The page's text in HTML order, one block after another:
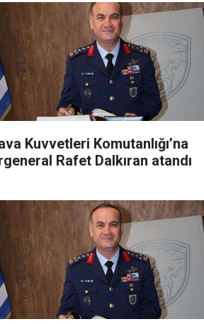
Kuvvetleri Komutanlığı’na
Rafet Dalkıran atandı